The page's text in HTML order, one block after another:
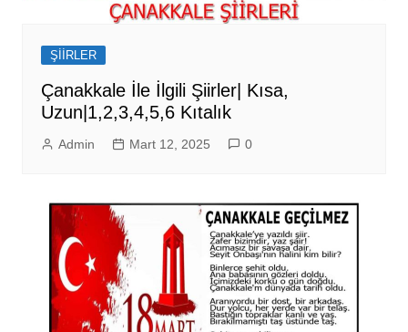
ŞİİRLER
Çanakkale İle İlgili Şiirler| Kısa,
Uzun|1,2,3,4,5,6 Kıtalık
Admin Mart 12, 2025 0